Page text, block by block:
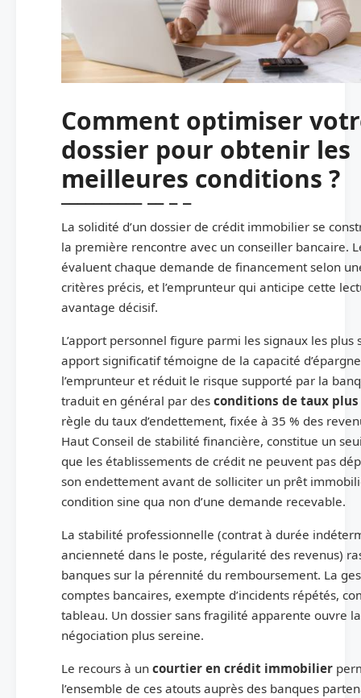
Comment optimiser
dossier pour obtenir les
meilleures conditions ?
La solidité d’un dossier de crédit immobilier se
la première rencontre avec un conseiller bancaire.
évaluent chaque demande de financement selon
critères précis, et l’emprunteur qui anticipe cette
avantage décisif.
L’apport personnel figure parmi les signaux les plus
apport significatif témoigne de la capacité
l’emprunteur et réduit le risque supporté par la
traduit en général par des conditions de taux
règle du taux d’endettement, fixée à 35 % des
Haut Conseil de stabilité financière, constitue un
que les établissements de crédit ne peuvent pas
son endettement avant de solliciter un prêt
condition sine qua non d’une demande recevable.
La stabilité professionnelle (contrat à durée
ancienneté dans le poste, régularité des revenus)
banques sur la pérennité du remboursement. La
comptes bancaires, exempte d’incidents répétés,
tableau. Un dossier sans fragilité apparente ouvre
négociation plus sereine.
Le recours à un courtier en crédit immobilier
l’ensemble de ces atouts auprès des banques